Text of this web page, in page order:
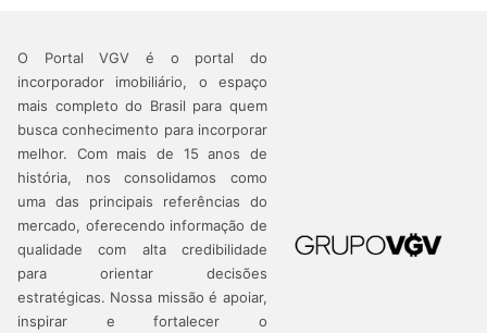
O Portal VGV é o portal do
incorporador imobiliário, o espaço
mais completo do Brasil para quem
busca conhecimento para incorporar
melhor. Com mais de 15 anos de
história, nos consolidamos como
uma das principais referências do
mercado, oferecendo informação de
qualidade com alta credibilidade
para orientar decisões
estratégicas. Nossa missão é apoiar,
inspirar e fortalecer o